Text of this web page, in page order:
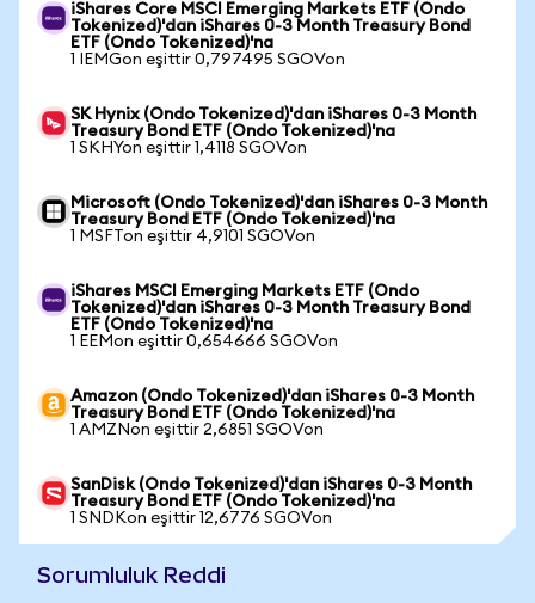
iShares Core MSCI Emerging Markets ETF (Ondo
Tokenized)'dan iShares 0-3 Month Treasury Bond
ETF (Ondo Tokenized)'na
1 IEMGon eşittir 0,797495 SGOVon
SK Hynix (Ondo Tokenized)'dan iShares 0-3 Month
Treasury Bond ETF (Ondo Tokenized)'na
1 SKHYon eşittir 1,4118 SGOVon
Microsoft (Ondo Tokenized)'dan iShares 0-3 Month
Treasury Bond ETF (Ondo Tokenized)'na
1 MSFTon eşittir 4,9101 SGOVon
iShares MSCI Emerging Markets ETF (Ondo
Tokenized)'dan iShares 0-3 Month Treasury Bond
ETF (Ondo Tokenized)'na
1 EEMon eşittir 0,654666 SGOVon
Amazon (Ondo Tokenized)'dan iShares 0-3 Month
Treasury Bond ETF (Ondo Tokenized)'na
1 AMZNon eşittir 2,6851 SGOVon
SanDisk (Ondo Tokenized)'dan iShares 0-3 Month
Treasury Bond ETF (Ondo Tokenized)'na
1 SNDKon eşittir 12,6776 SGOVon
Sorumluluk Reddi